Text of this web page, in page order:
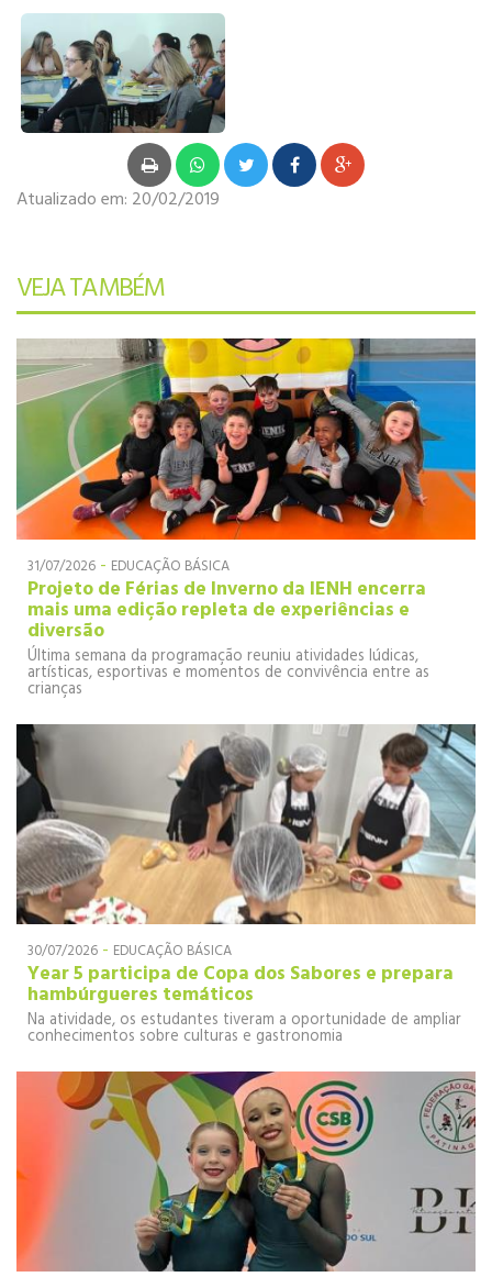
Atualizado em: 20/02/2019
VEJA TAMBÉM
31/07/2026 - EDUCAÇÃO BÁSICA
Projeto de Férias de Inverno da IENH encerra
mais uma edição repleta de experiências e
diversão
Última semana da programação reuniu atividades lúdicas,
artísticas, esportivas e momentos de convivência entre as
crianças
30/07/2026 - EDUCAÇÃO BÁSICA
Year 5 participa de Copa dos Sabores e prepara
hambúrgueres temáticos
Na atividade, os estudantes tiveram a oportunidade de ampliar
conhecimentos sobre culturas e gastronomia